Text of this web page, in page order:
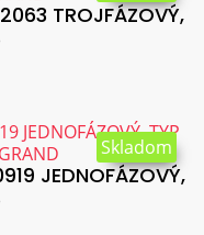
TROJFÁZOVÝ,
JEDNOFÁZOVÝ,
Skladom